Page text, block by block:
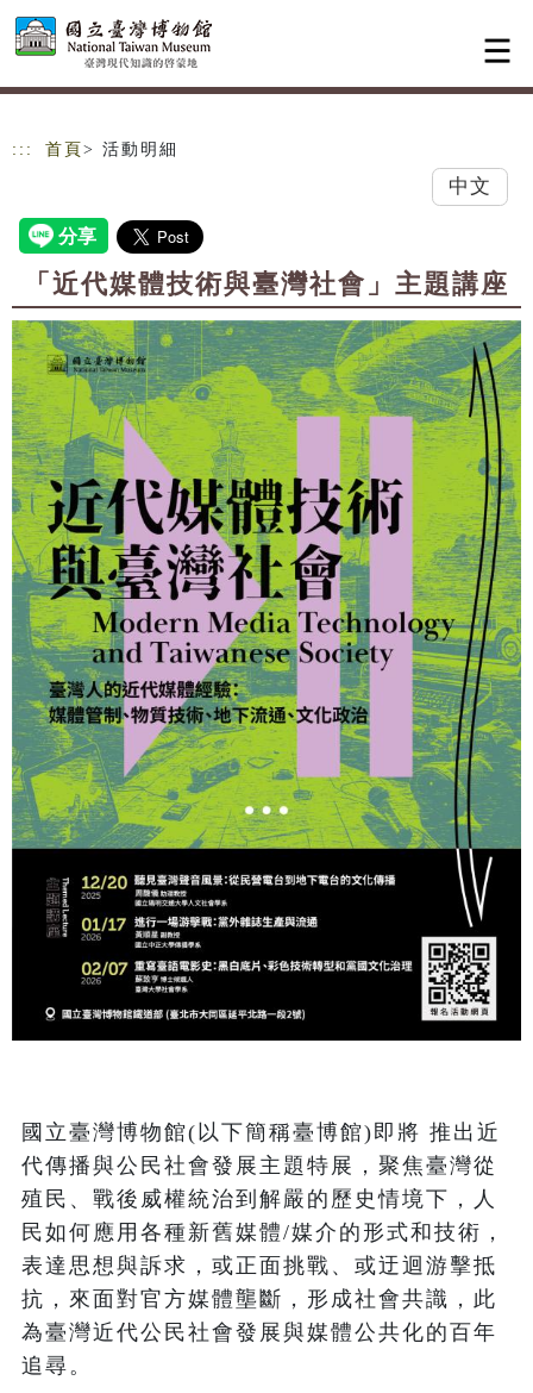
跳到主要內容
網站導覽
::: 首頁 > 活動明細
中文
「近代媒體技術與臺灣社會」主題講座
國立臺灣博物館(以下簡稱臺博館)即將 推出近
代傳播與公民社會發展主題特展，聚焦臺灣從
殖民、戰後威權統治到解嚴的歷史情境下，人
民如何應用各種新舊媒體/媒介的形式和技術，
表達思想與訴求，或正面挑戰、或迂迴游擊抵
抗，來面對官方媒體壟斷，形成社會共識，此
為臺灣近代公民社會發展與媒體公共化的百年
追尋。